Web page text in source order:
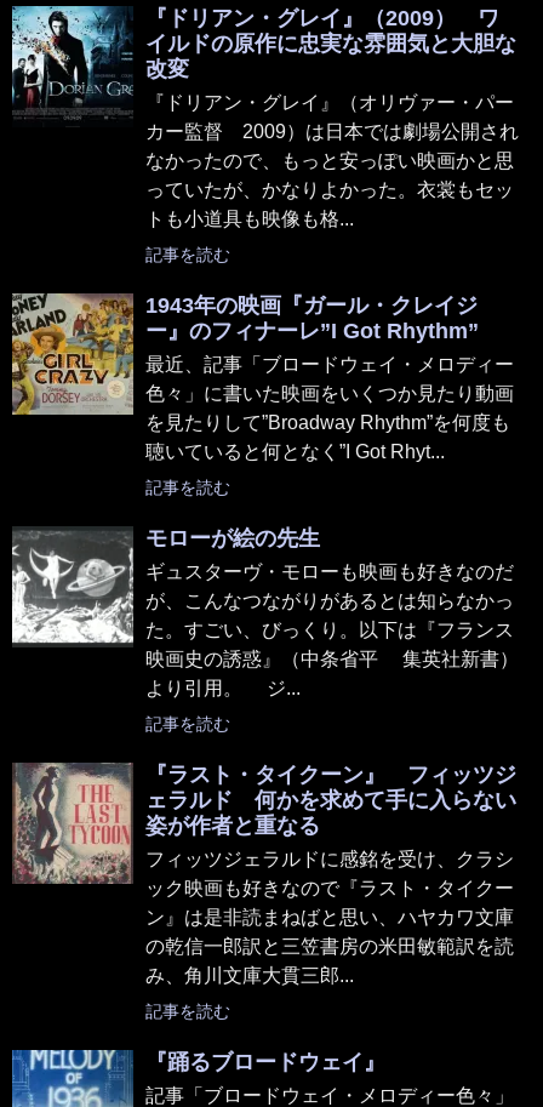
『ドリアン・グレイ』（2009） ワ
イルドの原作に忠実な雰囲気と大胆な
改変
『ドリアン・グレイ』（オリヴァー・パー
カー監督 2009）は日本では劇場公開され
なかったので、もっと安っぽい映画かと思
っていたが、かなりよかった。衣裳もセッ
トも小道具も映像も格...
記事を読む
1943年の映画『ガール・クレイジ
ー』のフィナーレ”I Got Rhythm”
最近、記事「ブロードウェイ・メロディー
色々」に書いた映画をいくつか見たり動画
を見たりして”Broadway Rhythm”を何度も
聴いていると何となく”I Got Rhyt...
記事を読む
モローが絵の先生
ギュスターヴ・モローも映画も好きなのだ
が、こんなつながりがあるとは知らなかっ
た。すごい、びっくり。以下は『フランス
映画史の誘惑』（中条省平 集英社新書）
より引用。 ジ...
記事を読む
『ラスト・タイクーン』 フィッツジ
ェラルド 何かを求めて手に入らない
姿が作者と重なる
フィッツジェラルドに感銘を受け、クラシ
ック映画も好きなので『ラスト・タイクー
ン』は是非読まねばと思い、ハヤカワ文庫
の乾信一郎訳と三笠書房の米田敏範訳を読
み、角川文庫大貫三郎...
記事を読む
『踊るブロードウェイ』
記事「ブロードウェイ・メロディー色々」